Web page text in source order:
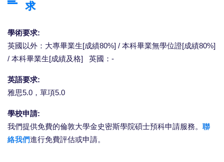
求
學術要求:
英國以外：大專畢業生[成績80%] / 本科畢業無學位證[成績80%]
/ 本科畢業生[成績及格] 英國：-
英語要求:
雅思5.0，單項5.0
學校申請:
我們提供免費的倫敦大學金史密斯學院碩士預科申請服務。 聯
絡我們進行免費評估或申請。